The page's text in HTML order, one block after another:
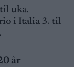
uka.
i Italia 3. til
år